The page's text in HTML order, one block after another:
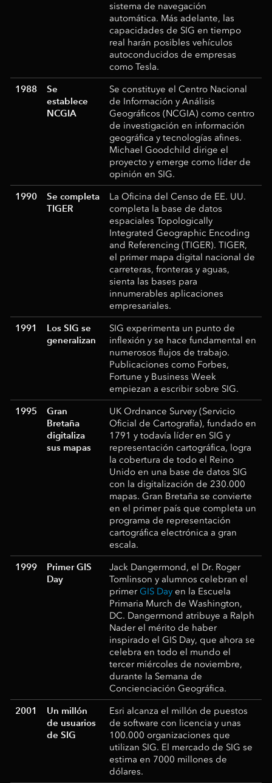
sistema de navegación
automática. Más adelante, las
capacidades de SIG en tiempo
real harán posibles vehículos
autoconducidos de empresas
como Tesla.
1988
Se
establece
NCGIA
Se constituye el Centro Nacional
de Información y Análisis
Geográficos (NCGIA) como centro
de investigación en información
geográfica y tecnologías afines.
Michael Goodchild dirige el
proyecto y emerge como líder de
opinión en SIG.
1990
Se completa
TIGER
La Oficina del Censo de EE. UU.
completa la base de datos
espaciales Topologically
Integrated Geographic Encoding
and Referencing (TIGER). TIGER,
el primer mapa digital nacional de
carreteras, fronteras y aguas,
sienta las bases para
innumerables aplicaciones
empresariales.
1991
Los SIG se
generalizan
SIG experimenta un punto de
inflexión y se hace fundamental en
numerosos flujos de trabajo.
Publicaciones como Forbes,
Fortune y Business Week
empiezan a escribir sobre SIG.
1995
Gran
Bretaña
digitaliza
sus mapas
UK Ordnance Survey (Servicio
Oficial de Cartografía), fundado en
1791 y todavía líder en SIG y
representación cartográfica, logra
la cobertura de todo el Reino
Unido en una base de datos SIG
con la digitalización de 230.000
mapas. Gran Bretaña se convierte
en el primer país que completa un
programa de representación
cartográfica electrónica a gran
escala.
1999
Primer GIS
Day
Jack Dangermond, el Dr. Roger
Tomlinson y alumnos celebran el
primerGIS Dayen la Escuela
Primaria Murch de Washington,
DC. Dangermond atribuye a Ralph
Nader el mérito de haber
inspirado el GIS Day, que ahora se
celebra en todo el mundo el
tercer miércoles de noviembre,
durante la Semana de
Concienciación Geográfica.
2001
Un millón
de usuarios
de SIG
Esri alcanza el millón de puestos
de software con licencia y unas
100.000 organizaciones que
utilizan SIG. El mercado de SIG se
estima en 7000 millones de
dólares.